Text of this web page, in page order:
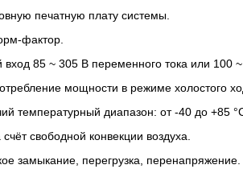
печатную плату системы.
фактор.
вход 85 ~ 305 В переменного тока или 100
мощности в режиме холостого
температурный диапазон: от -40 до +85
свободной конвекции воздуха.
замыкание, перегрузка, перенапряжение.